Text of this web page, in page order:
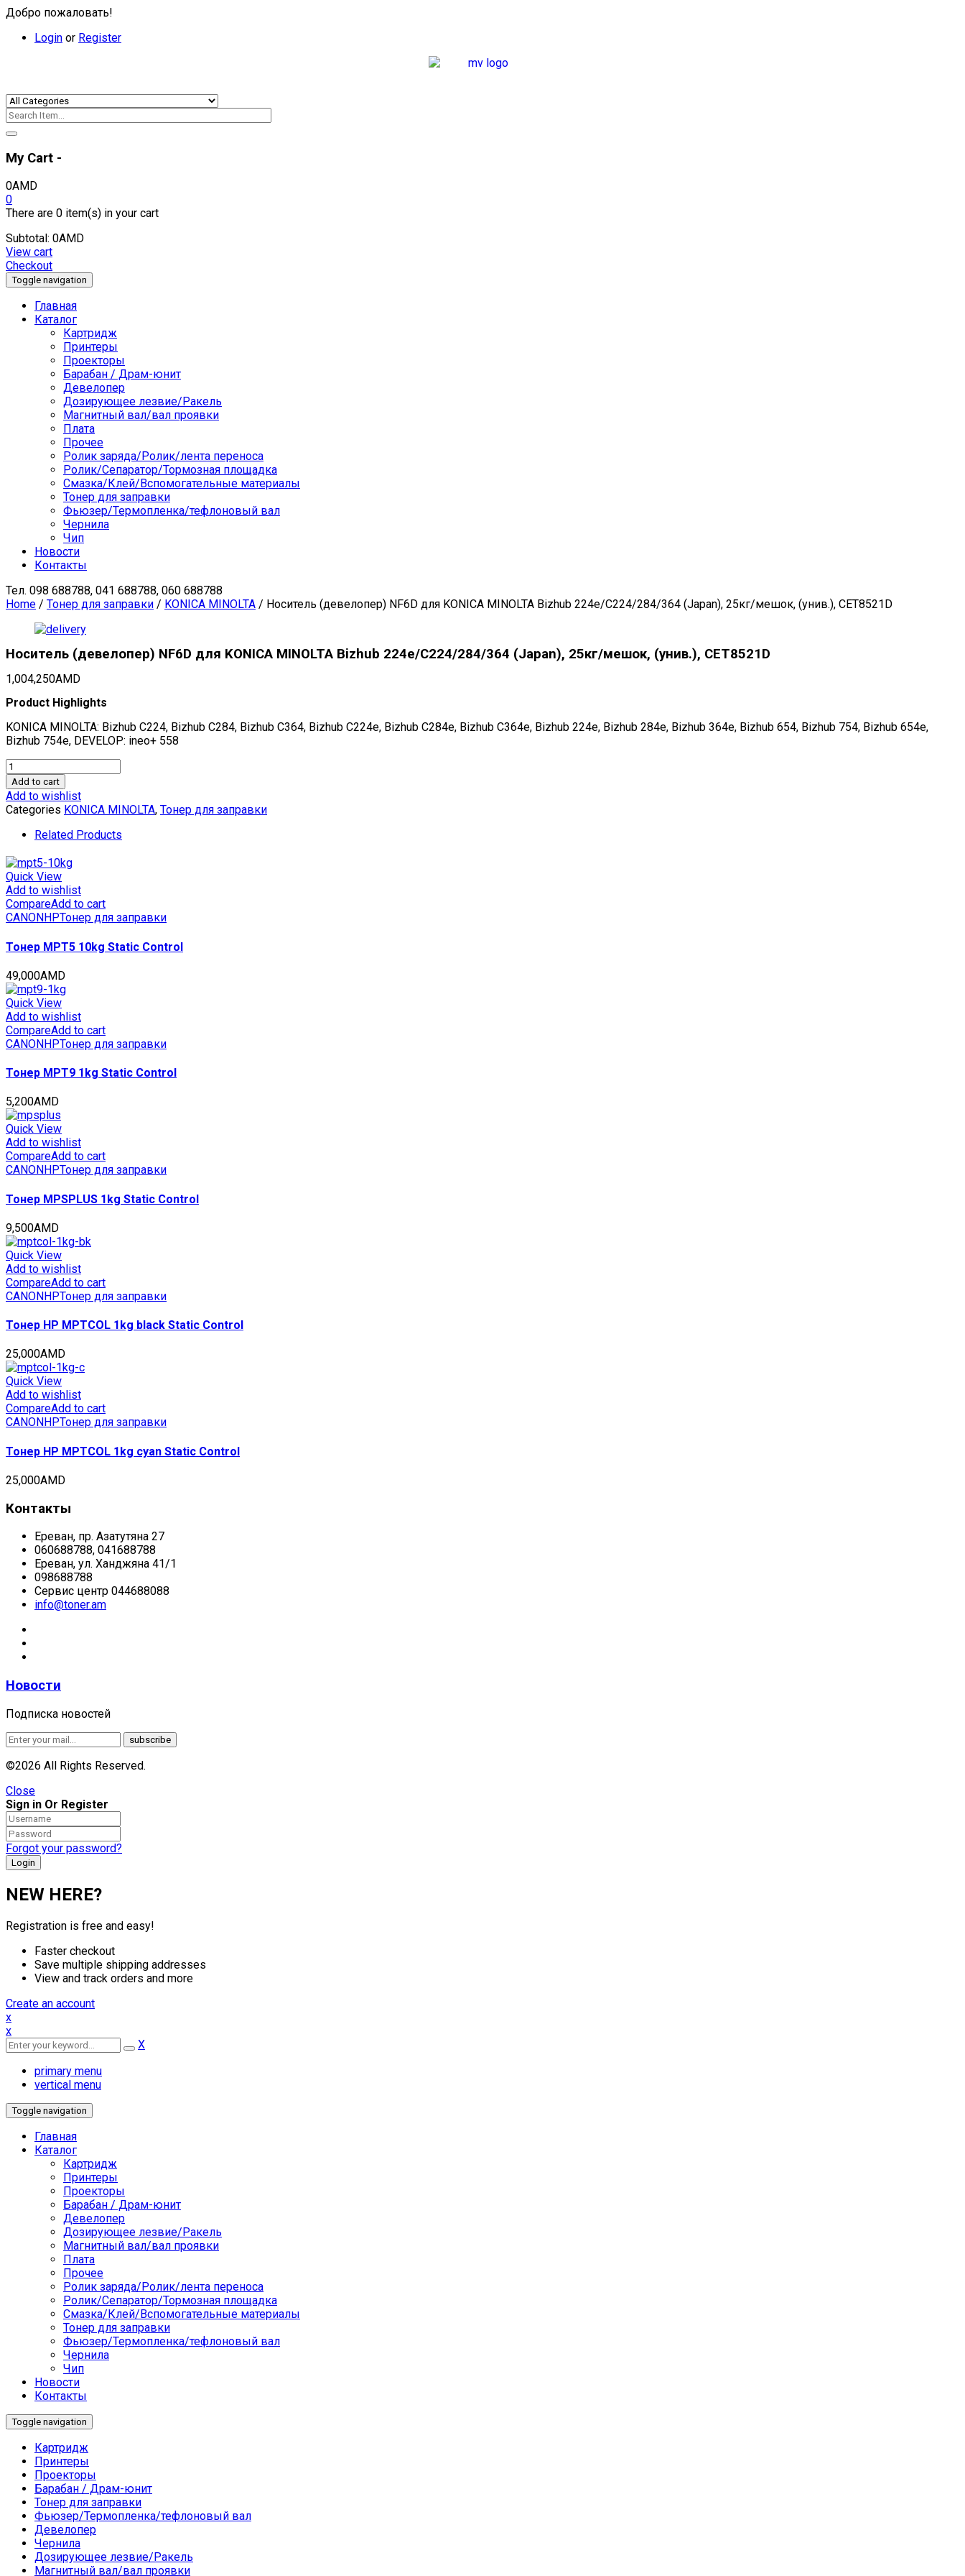
Добро пожаловать!
Login or Register
My Cart -
0AMD
0
There are 0 item(s) in your cart
Subtotal: 0AMD
View cart
Checkout
Toggle navigation
Главная
Каталог
Картридж
Принтеры
Проекторы
Барабан / Драм-юнит
Девелопер
Дозирующее лезвие/Ракель
Магнитный вал/вал проявки
Плата
Прочее
Ролик заряда/Ролик/лента переноса
Ролик/Сепаратор/Тормозная площадка
Смазка/Клей/Вспомогательные материалы
Тонер для заправки
Фьюзер/Термопленка/тефлоновый вал
Чернила
Чип
Новости
Контакты
Тел. 098 688788, 041 688788, 060 688788
Home / Тонер для заправки / KONICA MINOLTA / Носитель (девелопер) NF6D для KONICA MINOLTA Bizhub 224e/C224/284/364 (Japan), 25кг/мешок, (унив.), CET8521D
Носитель (девелопер) NF6D для KONICA MINOLTA Bizhub 224e/C224/284/364 (Japan), 25кг/мешок, (унив.), CET8521D
1,004,250AMD
Product Highlights
KONICA MINOLTA: Bizhub C224, Bizhub C284, Bizhub C364, Bizhub C224e, Bizhub C284e, Bizhub C364e, Bizhub 224e, Bizhub 284e, Bizhub 364e, Bizhub 654, Bizhub 754, Bizhub 654e,
Bizhub 754e, DEVELOP: ineo+ 558
Носитель
(девелопер)
NF6D
для
KONICA
MINOLTA
224e/C224/284/364
(Japan),
25кг/
мешок,
(унив.),
quantity
Add to cart
Add to wishlist
Categories KONICA MINOLTA, Тонер для заправки
Related Products
Quick View
Add to wishlist
CompareAdd to cart
CANON HPТонер для заправки
Тонер MPT5 10kg Static Control
49,000AMD
Quick View
Add to wishlist
CompareAdd to cart
CANONHPТонер для заправки
Тонер MPT9 1kg Static Control
5,200AMD
Quick View
Add to wishlist
CompareAdd to cart
CANON HPТонер для заправки
Тонер MPSPLUS 1kg Static Control
9,500AMD
Quick View
Add to wishlist
CompareAdd to cart
CANONHPТонер для заправки
Тонер HP MPTCOL 1kg black Static Control
25,000AMD
Quick View
Add to wishlist
CompareAdd to cart
CANON HPТонер для заправки
Тонер HP MPTCOL 1kg cyan Static Control
25,000AMD
Контакты
Ереван, пр. Азатутяна 27
060688788, 041688788
Ереван, ул. Ханджяна 41/1
098688788
Сервис центр 044688088
info@toner.am
Новости
Подписка новостей
©2026 All Rights Reserved.
Close
Sign in Or Register
Forgot your password?
NEW HERE?
Registration is free and easy!
Faster checkout
Save multiple shipping addresses
View and track orders and more
Create an account
x
x
X
primary menu
vertical menu
Toggle navigation
Главная
Каталог
Картридж
Принтеры
Проекторы
Барабан / Драм-юнит
Девелопер
Дозирующее лезвие/Ракель
Магнитный вал/вал проявки
Плата
Прочее
Ролик заряда/Ролик/лента переноса
Ролик/Сепаратор/Тормозная площадка
Смазка/Клей/Вспомогательные материалы
Тонер для заправки
Фьюзер/Термопленка/тефлоновый вал
Чернила
Чип
Новости
Контакты
Toggle navigation
Картридж
Принтеры
Проекторы
Барабан / Драм-юнит
Тонер для заправки
Фьюзер/Термопленка/тефлоновый вал
Девелопер
Чернила
Дозирующее лезвие/Ракель
Магнитный вал/вал проявки